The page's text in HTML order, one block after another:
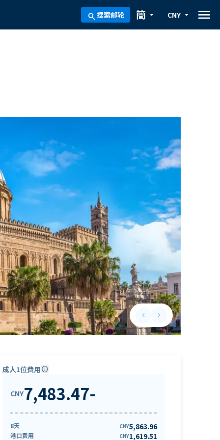
search搜索邮轮 arrow_drop_down
簡 arrow_drop_down
CNY menu
keyboard_arrow_leftPrevious slide
keyboard_arrow_rightNext slide
成人1位费用info
CNY7,483.47-
8天 CNY5,863.96
港口费用 CNY1,619.51